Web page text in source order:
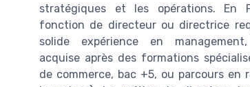
stratégiques et les opérations. En
fonction de directeur ou directrice
solide expérience en
acquise après des formations
de commerce, bac +5, ou parcours en